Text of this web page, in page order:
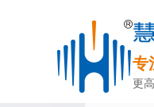
专
更